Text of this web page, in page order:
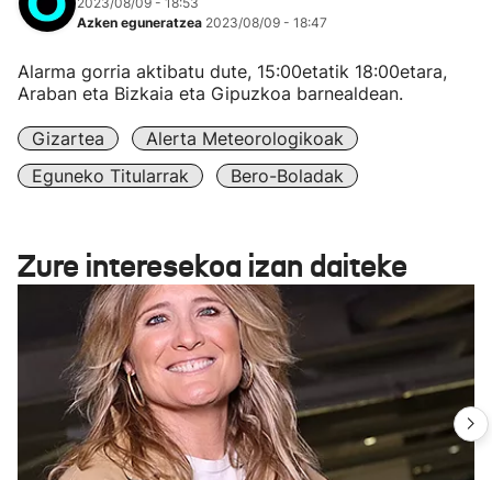
Azken eguneratzea 2023/08/09 - 18:47
Alarma gorria aktibatu dute, 15:00etatik 18:00etara,
Araban eta Bizkaia eta Gipuzkoa barnealdean.
Gizartea
Alerta Meteorologikoak
Eguneko Titularrak
Bero-Boladak
Zure interesekoa izan daiteke